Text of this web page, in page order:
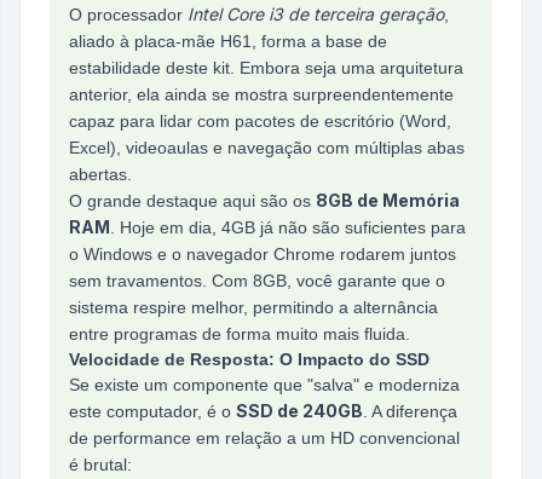
O processador Intel Core i3 de terceira geração,
aliado à placa-mãe H61, forma a base de
estabilidade deste kit. Embora seja uma arquitetura
anterior, ela ainda se mostra surpreendentemente
capaz para lidar com pacotes de escritório (Word,
Excel), videoaulas e navegação com múltiplas abas
abertas.
O grande destaque aqui são os 8GB de Memória
RAM . Hoje em dia, 4GB já não são suficientes para
o Windows e o navegador Chrome rodarem juntos
sem travamentos. Com 8GB, você garante que o
sistema respire melhor, permitindo a alternância
entre programas de forma muito mais fluida.
Velocidade de Resposta: O Impacto do SSD
Se existe um componente que "salva" e moderniza
este computador, é o SSD de 240GB . A diferença
de performance em relação a um HD convencional
é brutal: